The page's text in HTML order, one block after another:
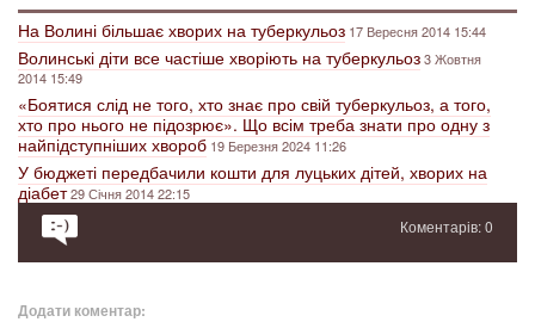
На Волині більшає хворих на туберкульоз 17 Вересня 2014 15:44
Волинські діти все частіше хворіють на туберкульоз3 Жовтня
2014 15:49
«Боятися слід не того, хто знає про свій туберкульоз, а того,
хто про нього не підозрює». Що всім треба знати про одну з
найпідступніших хвороб 19 Березня 2024 11:26
У бюджеті передбачили кошти для луцьких дітей, хворих на
діабет29 Січня 2014 22:15
Коментарів: 0
Додати коментар: